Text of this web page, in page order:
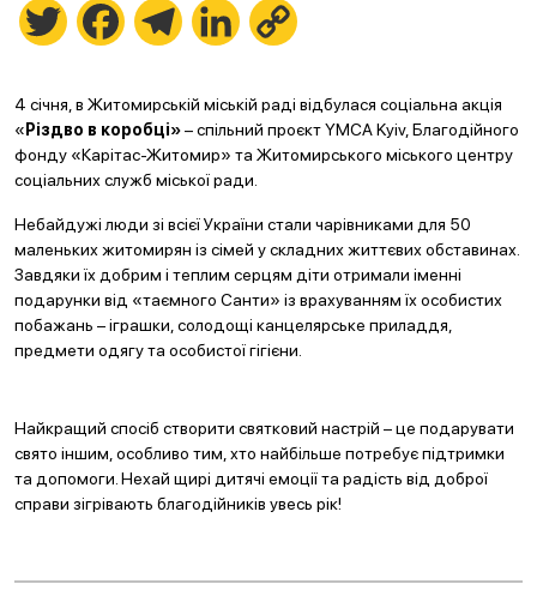
Twitter FacebookTelegramLinkedIn
4 січня, в Житомирській міській раді відбулася соціальна акція
« Різдво в коробці»– спільний проєкт YMCA Kyiv, Благодійного
фонду «Карітас-Житомир» та Житомирського міського центру
соціальних служб міської ради.
Небайдужі люди зі всієї України стали чарівниками для 50
маленьких житомирян із сімей у складних життєвих обставинах.
Завдяки їх добрим і теплим серцям діти отримали іменні
подарунки від «таємного Санти» із врахуванням їх особистих
побажань – іграшки, солодощі канцелярське приладдя,
предмети одягу та особистої гігієни.
Найкращий спосіб створити святковий настрій – це подарувати
свято іншим, особливо тим, хто найбільше потребує підтримки
та допомоги. Нехай щирі дитячі емоції та радість від доброї
справи зігрівають благодійників увесь рік!